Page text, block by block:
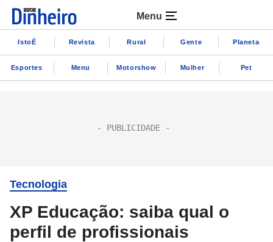
Menu
IstoÉ Revista Rural Gente Planeta
Esportes Menu Motorshow Mulher Pet
Tecnologia
XP Educação: saiba qual o
perfil de profissionais